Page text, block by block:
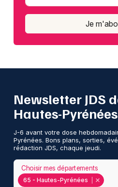
Je
Newsletter JDS
Hautes-Pyrénées
J-6 avant votre dose
Pyrénées. Bons plans, sorties,
rédaction JDS, chaque jeudi.
65 - Hautes-Pyrénées
Choisir mes départements